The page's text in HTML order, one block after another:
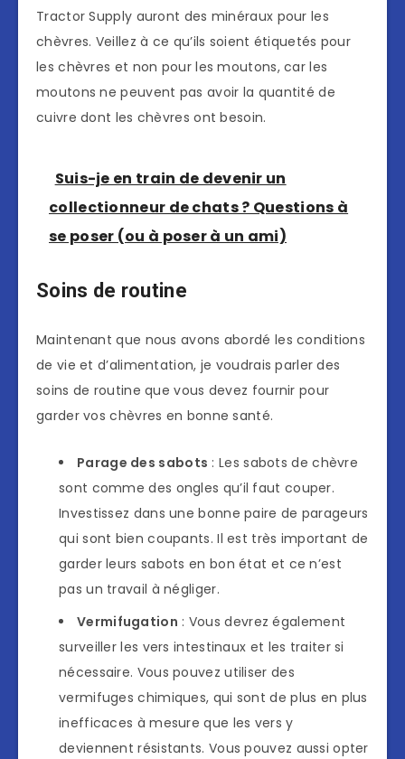
Tractor Supply auront des minéraux pour les
chèvres. Veillez à ce qu’ils soient étiquetés pour
les chèvres et non pour les moutons, car les
moutons ne peuvent pas avoir la quantité de
cuivre dont les chèvres ont besoin.
Suis-je en train de devenir un
collectionneur de chats ? Questions à
se poser (ou à poser à un ami)
Soins de routine
Maintenant que nous avons abordé les conditions
de vie et d’alimentation, je voudrais parler des
soins de routine que vous devez fournir pour
garder vos chèvres en bonne santé.
Parage des sabots : Les sabots de chèvre
sont comme des ongles qu’il faut couper.
Investissez dans une bonne paire de parageurs
qui sont bien coupants. Il est très important de
garder leurs sabots en bon état et ce n’est
pas un travail à négliger.
Vermifugation : Vous devrez également
surveiller les vers intestinaux et les traiter si
nécessaire. Vous pouvez utiliser des
vermifuges chimiques, qui sont de plus en plus
inefficaces à mesure que les vers y
deviennent résistants. Vous pouvez aussi opter